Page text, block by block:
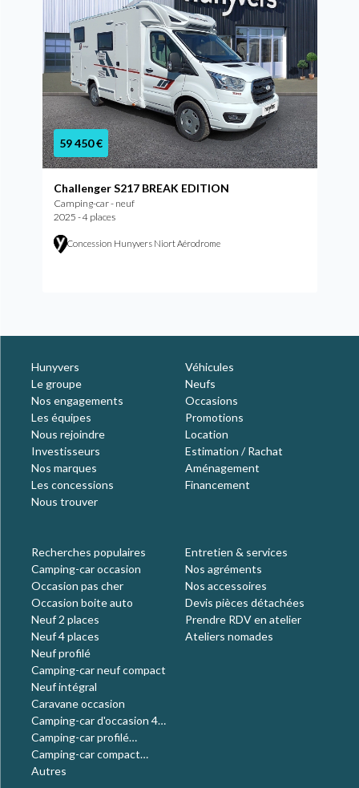
59 450 €
Challenger S217 BREAK EDITION
Camping-car - neuf
2025 - 4 places
Concession Hunyvers Niort Aérodrome
Hunyvers
Le groupe
Nos engagements
Les équipes
Nous rejoindre
Investisseurs
Nos marques
Les concessions
Nous trouver
Véhicules
Neufs
Occasions
Promotions
Location
Estimation / Rachat
Aménagement
Financement
Recherches populaires
Camping-car occasion
Occasion pas cher
Occasion boite auto
Neuf 2 places
Neuf 4 places
Neuf profilé
Camping-car neuf compact
Neuf intégral
Caravane occasion
Camping-car d'occasion 4
places
Camping-car profilé
occasion
Camping-car compact
occasion
Autres
Entretien & services
Nos agréments
Nos accessoires
Devis pièces détachées
Prendre RDV en atelier
Ateliers nomades